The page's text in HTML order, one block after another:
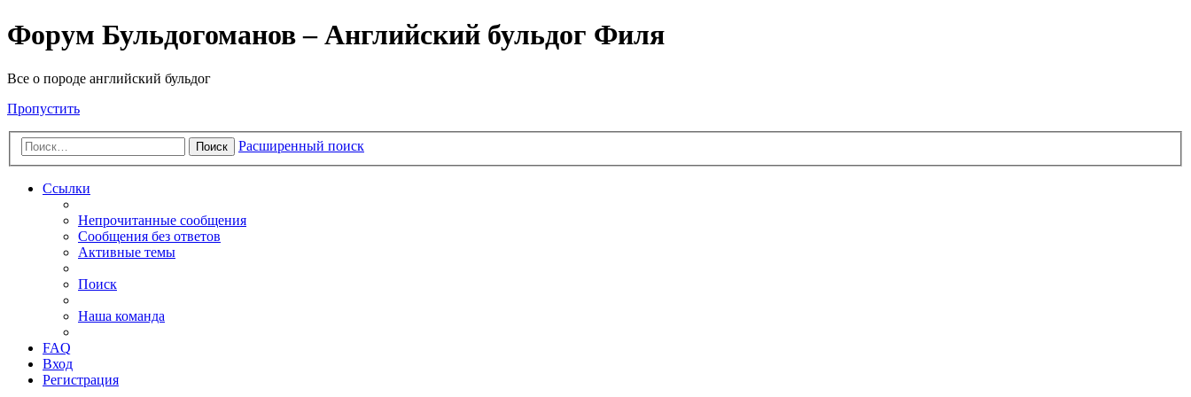
Форум Бульдогоманов – Английский бульдог Филя
Все о породе английский бульдог
Пропустить
Поиск Расширенный поиск
Ссылки
Непрочитанные сообщения
Сообщения без ответов
Активные темы
Поиск
Наша команда
FAQ
Вход
Регистрация